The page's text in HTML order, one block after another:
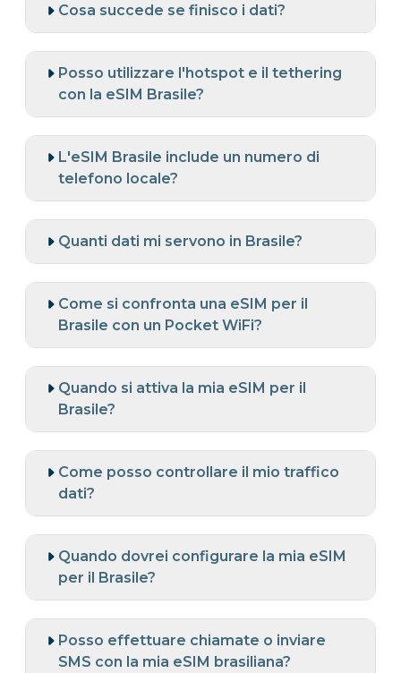
Cosa succede se finisco i dati?
Posso utilizzare l'hotspot e il tethering
con la eSIM Brasile?
L'eSIM Brasile include un numero di
telefono locale?
Quanti dati mi servono in Brasile?
Come si confronta una eSIM per il
Brasile con un Pocket WiFi?
Quando si attiva la mia eSIM per il
Brasile?
Come posso controllare il mio traffico
dati?
Quando dovrei configurare la mia eSIM
per il Brasile?
Posso effettuare chiamate o inviare
SMS con la mia eSIM brasiliana?